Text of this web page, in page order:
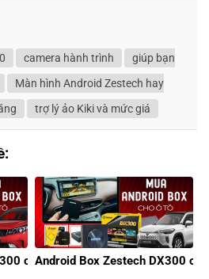
camera hành trình
giúp bạn
Màn hình Android Zestech hay
trợ lý ảo Kiki và mức giá
cho xe KIA
Android Box Zestech DX300